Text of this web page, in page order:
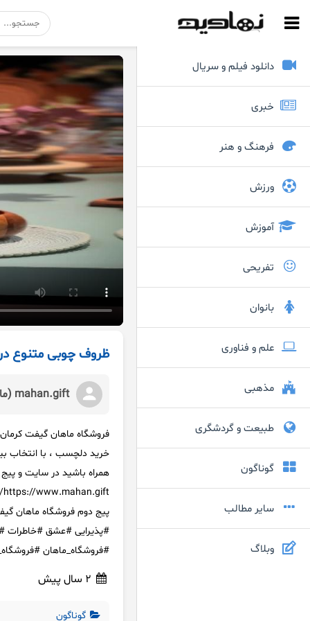
دانلود فیلم و سریال
خبری
فرهنگ و هنر
ورزش
آموزش
تفریحی
بانوان
علم و فناوری
مذهبی
طبیعت و گردشگری
گوناگون
سایر مطالب
وبلاگ
ظروف چوبی متنوع
mahan.gift (ماهان گیفت)
خرید دلچسب ، با انتخاب
همراه باشید در سایت و
#پذیرایی #عشق #خاطرات
#فروشگاه_ماهان
گوناگون